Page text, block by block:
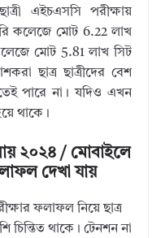
এইচএসসি পরীক্ষায়
কলেজে মোট 6.22 লাখ
মোট 5.81 লাখ সিট
ছাত্র ছাত্রীদের বেশ
পারে না। যদিও এখন
থাকে।
২০২৪ / মোবাইলে
দেখা যায়
ফলাফল নিয়ে ছাত্র
চিন্তিত থাকে। টেনশন না